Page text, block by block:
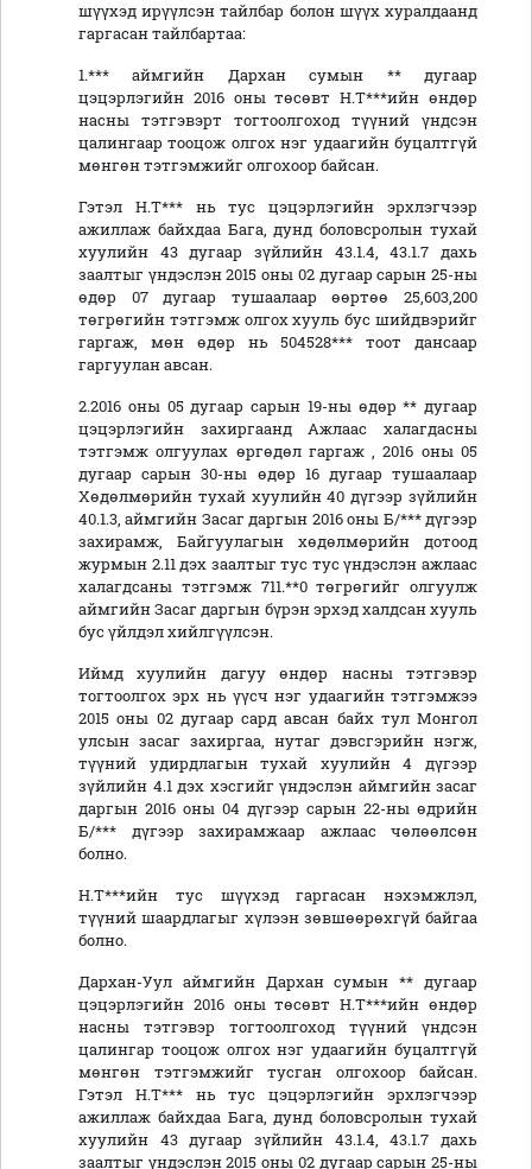
шүүхэд ирүүлсэн тайлбар болон шүүх хуралдаанд
гаргасан тайлбартаа:
1.*** аймгийн Дархан сумын ** дугаар
цэцэрлэгийн 2016 оны төсөвт Н.Т***ийн өндөр
насны тэтгэвэрт тогтоолгоход түүний үндсэн
цалингаар тооцож олгох нэг удаагийн буцалтгүй
мөнгөн тэтгэмжийг олгохоор байсан.
Гэтэл Н.Т*** нь тус цэцэрлэгийн эрхлэгчээр
ажиллаж байхдаа Бага, дунд боловсролын тухай
хуулийн 43 дугаар зүйлийн 43.1.4, 43.1.7 дахь
заалтыг үндэслэн 2015 оны 02 дугаар сарын 25-ны
өдөр 07 дугаар тушаалаар өөртөө 25,603,200
төгрөгийн тэтгэмж олгох хууль бус шийдвэрийг
гаргаж, мөн өдөр нь 504528*** тоот дансаар
гаргуулан авсан.
2.2016 оны 05 дугаар сарын 19-ны өдөр ** дугаар
цэцэрлэгийн захиргаанд Ажлаас халагдасны
тэтгэмж олгуулах өргөдөл гаргаж , 2016 оны 05
дугаар сарын 30-ны өдөр 16 дугаар тушаалаар
Хөдөлмөрийн тухай хуулийн 40 дүгээр зүйлийн
40.1.3, аймгийн Засаг даргын 2016 оны Б/*** дүгээр
захирамж, Байгуулагын хөдөлмөрийн дотоод
журмын 2.11 дэх заалтыг тус тус үндэслэн ажлаас
халагдсаны тэтгэмж 711.**0 төгрөгийг олгуулж
аймгийн Засаг даргын бүрэн эрхэд халдсан хууль
бус үйлдэл хийлгүүлсэн.
Иймд хуулийн дагуу өндөр насны тэтгэвэр
тогтоолгох эрх нь үүсч нэг удаагийн тэтгэмжээ
2015 оны 02 дугаар сард авсан байх тул Монгол
улсын засаг захиргаа, нутаг дэвсгэрийн нэгж,
түүний удирдлагын тухай хуулийн 4 дүгээр
зүйлийн 4.1 дэх хэсгийг үндэслэн аймгийн засаг
даргын 2016 оны 04 дүгээр сарын 22-ны өдрийн
Б/*** дүгээр захирамжаар ажлаас чөлөөлсөн
болно.
Н.Т***ийн тус шүүхэд гаргасан нэхэмжлэл,
түүний шаардлагыг хүлээн зөвшөөрөхгүй байгаа
болно.
Дархан-Уул аймгийн Дархан сумын ** дугаар
цэцэрлэгийн 2016 оны төсөвт Н.Т***ийн өндөр
насны тэтгэвэр тогтоолгоход түүний үндсэн
цалингар тооцож олгох нэг удаагийн буцалтгүй
мөнгөн тэтгэмжийг тусган олгохоор байсан.
Гэтэл Н.Т*** нь тус цэцэрлэгийн эрхлэгчээр
ажиллаж байхдаа Бага, дунд боловсролын тухай
хуулийн 43 дугаар зүйлийн 43.1.4, 43.1.7 дахь
заалтыг үндэслэн 2015 оны 02 дугаар сарын 25-ны